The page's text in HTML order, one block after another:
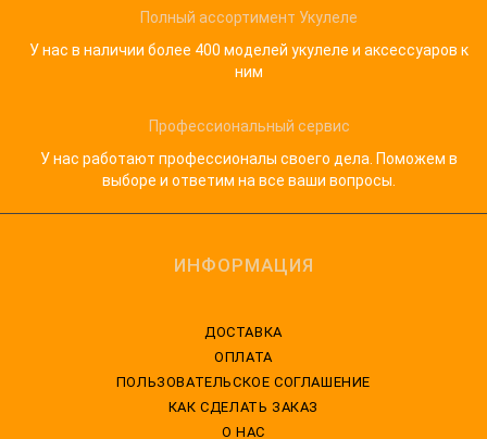
Полный ассортимент Укулеле
У нас в наличии более 400 моделей укулеле и аксессуаров к
ним
Профессиональный сервис
У нас работают профессионалы своего дела. Поможем в
выборе и ответим на все ваши вопросы.
ИНФОРМАЦИЯ
ДОСТАВКА
ОПЛАТА
ПОЛЬЗОВАТЕЛЬСКОЕ СОГЛАШЕНИЕ
КАК СДЕЛАТЬ ЗАКАЗ
О НАС